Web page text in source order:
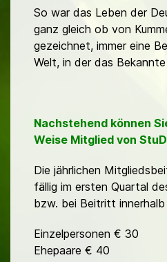
So war das Leben der
ganz gleich ob von
gezeichnet, immer eine
Welt, in der das
Nachstehend können
Weise Mitglied von
Die jährlichen
fällig im ersten Quartal
bzw. bei Beitritt
Einzelpersonen € 30
Ehepaare € 40